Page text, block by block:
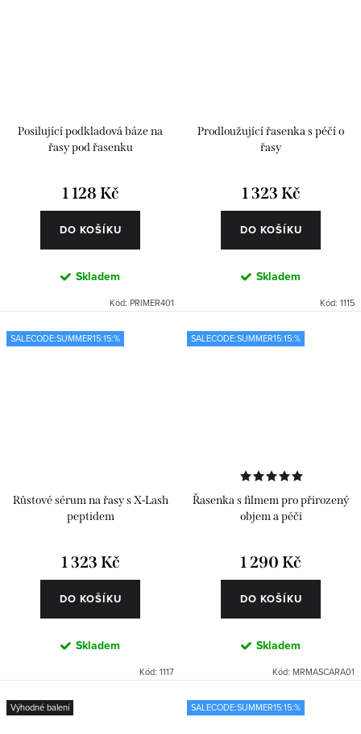
Posilující podkladová báze na
řasy pod řasenku
1 128 Kč
DO KOŠÍKU
Skladem
Kód: PRIMER401
Prodloužující řasenka s péčí o
řasy
1 323 Kč
DO KOŠÍKU
Skladem
Kód: 1115
SALECODE:SUMMER15:15:%
Růstové sérum na řasy s X-Lash
peptidem
1 323 Kč
DO KOŠÍKU
Skladem
Kód: 1117
SALECODE:SUMMER15:15:%
Řasenka s filmem pro přirozený
objem a péči
1 290 Kč
DO KOŠÍKU
Skladem
Kód: MRMASCARA01
Výhodné balení SALECODE:SUMMER15:15:%